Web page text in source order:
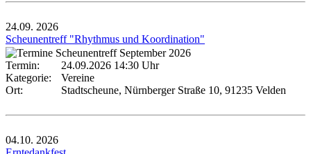
24.09. 2026
Scheunentreff "Rhythmus und Koordination"
Termin:
24.09.2026 14:30 Uhr
Kategorie:
Vereine
Ort:
Stadtscheune, Nürnberger Straße 10, 91235 Velden
04.10. 2026